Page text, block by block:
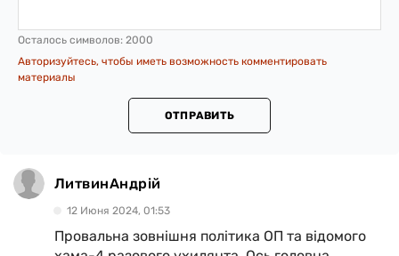
Осталось символов: 2000
Авторизуйтесь, чтобы иметь возможность комментировать
материалы
ОТПРАВИТЬ
ЛитвинАндрій
12 Июня 2024, 01:53
Провальна зовнішня політика ОП та відомого